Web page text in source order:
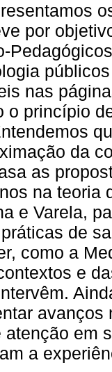
por
nas
o princípio
da
as
na teoria
e Varela,
de
como a
e
em
a